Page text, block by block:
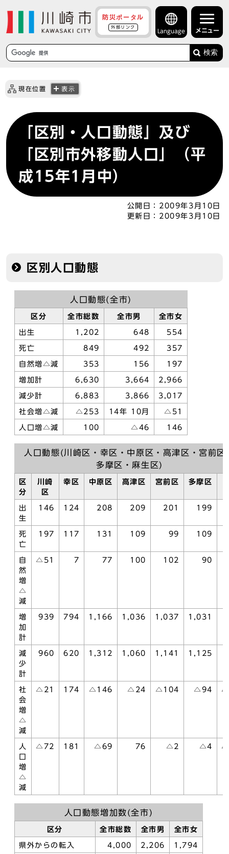
防災ポータル
外部リンク
Language メニュー
検索
現在位置 表示
「区別・人口動態」及び
「区別市外移動人口」（平
成15年1月中）
公開日： 2009年3月10日
更新日： 2009年3月10日
区別人口動態
人口動態(全市)
区分 全市総数 全市男 全市女
出生 1,202 648 554
死亡 849 492 357
自然増△減 353 156 197
増加計 6,630 3,664 2,966
減少計 6,883 3,866 3,017
社会増△減 △253 14年 10月 △51
人口増△減 100 △46 146
人口動態(川崎区・幸区・中原区・高津区・宮前区
多摩区・麻生区)
区
分
川崎
区
幸区 中原区 高津区 宮前区 多摩区
出
生
146 124 208 209 201 199
死
亡
197 117 131 109 99 109
自
然
増
△
減
△51 7 77 100 102 90
増
加
計
939 794 1,166 1,036 1,037 1,031
減
少
計
960 620 1,312 1,060 1,141 1,125
社
会
増
△
減
△21 174 △146 △24 △104 △94
人
口
増
△
減
△72 181 △69 76 △2 △4
人口動態増加数(全市)
区分 全市総数 全市男 全市女
県外からの転入 4,000 2,206 1,794